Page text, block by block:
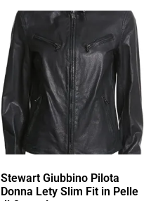
Stewart Giubbino Pilota
Donna Lety Slim Fit in Pelle